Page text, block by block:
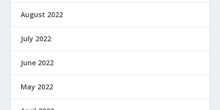
August 2022
July 2022
June 2022
May 2022